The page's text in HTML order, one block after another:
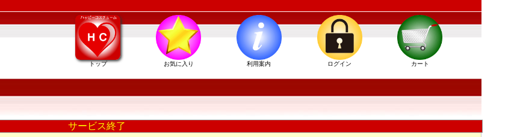
トップ お気に入り 利用案内 ログイン カート
サービス終了